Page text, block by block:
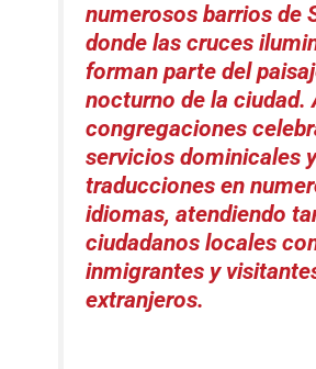
numerosos barrios de
donde las cruces
forman parte del
nocturno de la ciudad.
congregaciones
servicios dominicales
traducciones en
idiomas, atendiendo
ciudadanos locales
inmigrantes y
extranjeros.